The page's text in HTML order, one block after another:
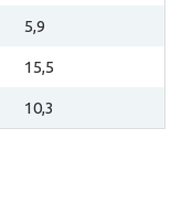
5,9
15,5
10,3